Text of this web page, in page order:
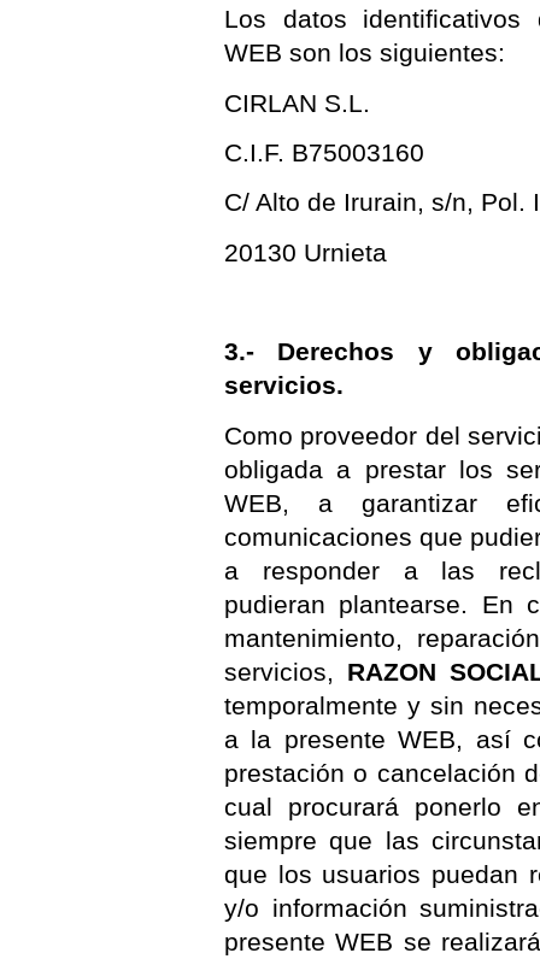
Los datos
WEB son los siguientes:
CIRLAN S.L.
C.I.F. B75003160
C/ Alto de Irurain, s/n, Pol.
20130 Urnieta
3.- Derechos y
servicios.
Como proveedor del
obligada a prestar los
WEB, a garantizar
comunicaciones que
a responder a las
pudieran plantearse. En
mantenimiento,
servicios, RAZON
temporalmente y sin
a la presente WEB, así
prestación o cancelación
cual procurará ponerlo
siempre que las
que los usuarios puedan
y/o información
presente WEB se